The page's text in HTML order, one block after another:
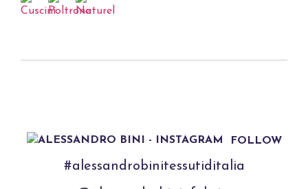
FOLLOW
#alessandrobinitessutiditalia